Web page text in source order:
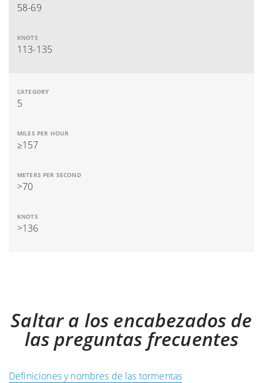
58-69
113-135
5
≥157
>70
>136
Saltar a los encabezados de
las preguntas frecuentes
Definiciones y nombres de las tormentas